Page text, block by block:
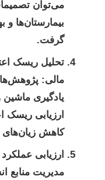
می‌توان
بیمارستان‌ها و
گرفت.
تحلیل ریسک
مالی:
ارزیابی ریسک
کاهش زیان‌های
مدیریت منابع